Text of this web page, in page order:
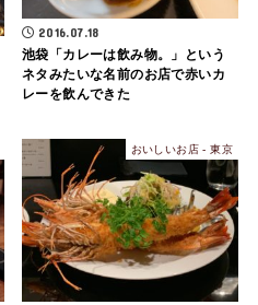
2016.07.18
池袋「カレーは飲み物。」という
ネタみたいな名前のお店で赤いカ
レーを飲んできた
おいしいお店 - 東京